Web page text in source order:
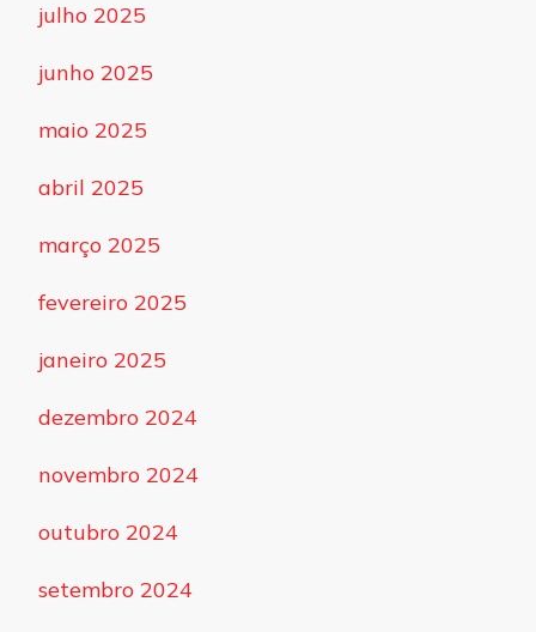
julho 2025
junho 2025
maio 2025
abril 2025
março 2025
fevereiro 2025
janeiro 2025
dezembro 2024
novembro 2024
outubro 2024
setembro 2024